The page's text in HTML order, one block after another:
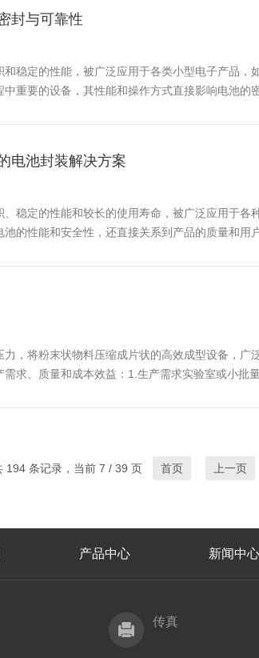
封与可靠性
稳定的性能，被广泛应用于各类小型电子产品
重要的设备，其性能和操作方式直接影响电池
电池封装解决方案
稳定的性能和较长的使用寿命，被广泛应用于
的性能和安全性，还直接关系到产品的质量和
，将粉末状物料压缩成片状的高效成型设备，
求、质量和成本效益：1.生产需求实验室或小批
194 条记录，当前 7 / 39 页 首页 上一页
产品中心 新闻中心
传真